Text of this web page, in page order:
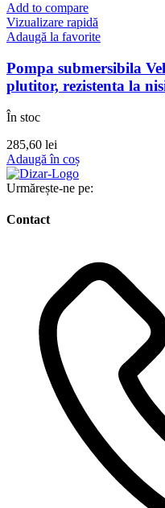
Add to compare
Vizualizare rapidă
Adaugă la favorite
Pompa submersibila
plutitor, rezistenta la
În stoc
285,60 lei
Adaugă în coș
Urmărește-ne pe:
Contact